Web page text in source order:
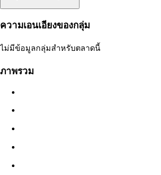
ราคาชำระ
ไม่มีข้อมูล
ความเอนเอียงของกลุ่ม
ไม่มีข้อมูลกลุ่มสำหรับตลาดนี้
ภาพรวม